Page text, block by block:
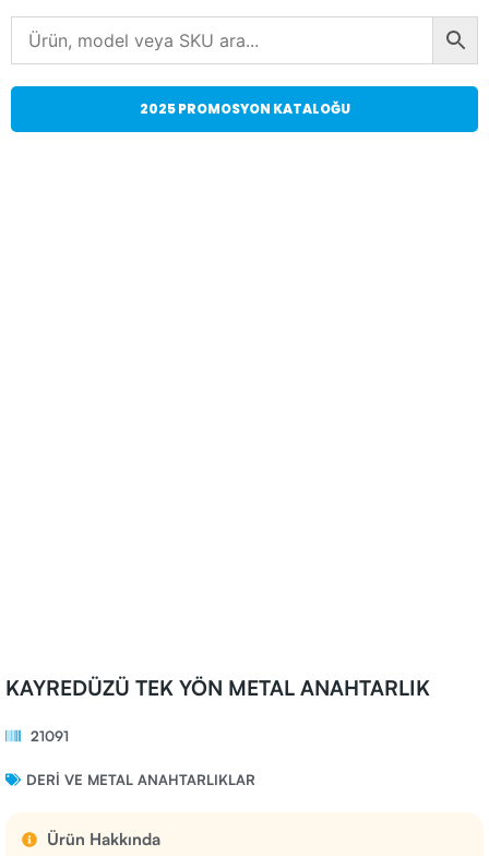
2025 PROMOSYON KATALOĞU
KAYREDÜZÜ TEK YÖN METAL ANAHTARLIK
21091
DERI VE METAL ANAHTARLIKLAR
Ürün Hakkında